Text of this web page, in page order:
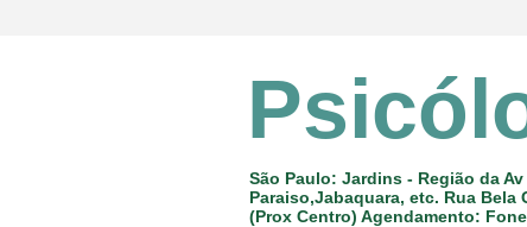
São Paulo: Jardins - Região da
Paraiso,Jabaquara, etc. Rua Bela
(Prox Centro) Agendamento: